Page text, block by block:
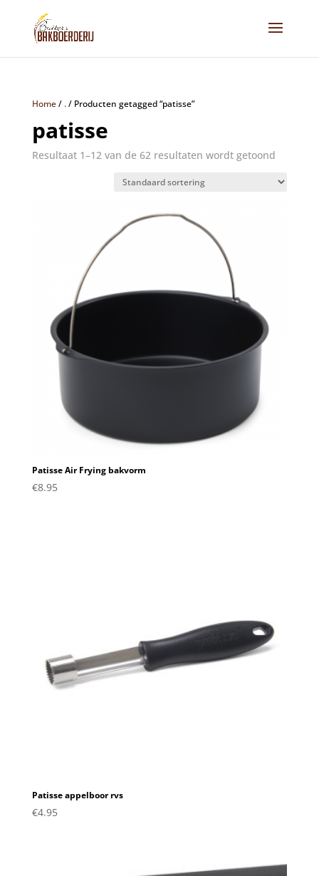
Home/ ./ Producten getagged “patisse”
patisse
Resultaat 1–12 van de 62 resultaten wordt getoond
Patisse Air Frying bakvorm
€8.95
Patisse appelboor rvs
€4.95